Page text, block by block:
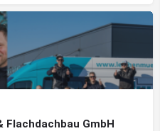
Flachdachbau GmbH